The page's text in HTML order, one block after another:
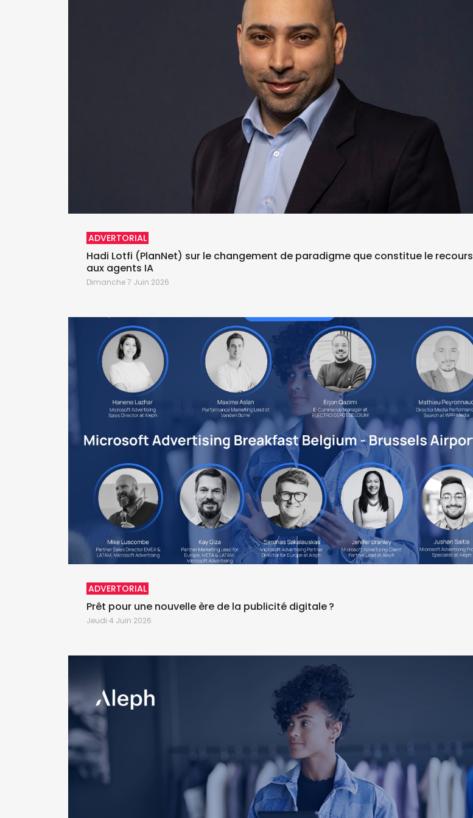
ADVERTORIAL
Hadi Lotfi (PlanNet) sur le changement de paradigme que constitue le recours
aux agents IA
Dimanche 7 Juin 2026
ADVERTORIAL
Prêt pour une nouvelle ère de la publicité digitale ?
Jeudi 4 Juin 2026